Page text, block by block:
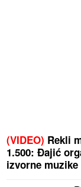
(VIDEO) Rekli
1.500: Đajić
izvorne